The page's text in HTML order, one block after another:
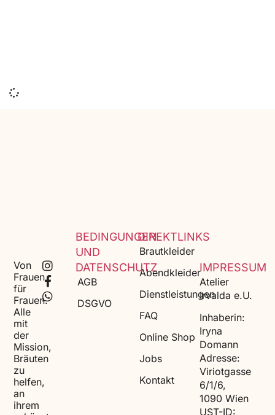
DIREKTLINKS
Brautkleider
Abendkleider
Dienstleistungen
FAQ
Online Shop
Jobs
Kontakt
BEDINGUNGEN
UND
DATENSCHUTZ
AGB
DSGVO
IMPRESSUM
Atelier
Irvalda e.U.
Inhaberin:
Iryna
Domann
Adresse:
Viriotgasse
6/1/6,
1090 Wien
UST-ID:
Von
Frauen
für
Frauen.
Alle
mit
der
Mission,
Bräuten
zu
helfen,
an
ihrem